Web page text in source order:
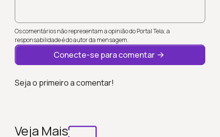
Os comentários não representam a opinião do Portal Tela; a
responsabilidade é do autor da mensagem.
Conecte-se para comentar
Seja o primeiro a comentar!
Veja Mais